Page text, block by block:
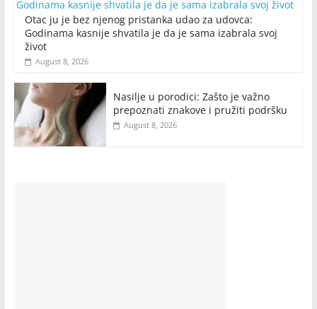
Otac ju je bez njenog pristanka udao za udovca:
Godinama kasnije shvatila je da je sama izabrala svoj
život
August 8, 2026
Nasilje u porodici: Zašto je važno
prepoznati znakove i pružiti podršku
August 8, 2026